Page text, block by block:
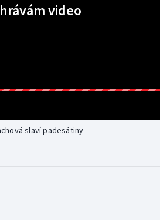
video
slaví padesátiny